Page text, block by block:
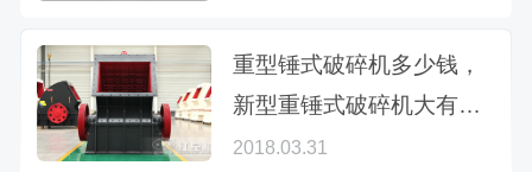
重型锤式破碎机多少钱，
新型重锤式破碎机大有不
同
2018.03.31